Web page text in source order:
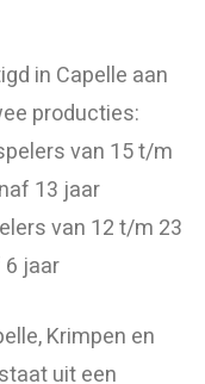
in Capelle aan
producties:
van 15 t/m
13 jaar
van 12 t/m 23
jaar
Krimpen en
uit een